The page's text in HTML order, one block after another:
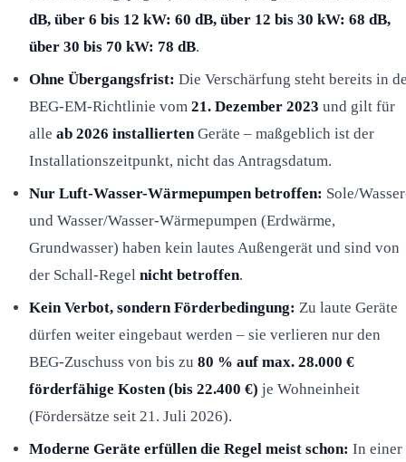
dB, über 6 bis 12 kW: 60 dB, über 12 bis 30 kW: 68 dB,
über 30 bis 70 kW: 78 dB.
Ohne Übergangsfrist: Die Verschärfung steht bereits in
BEG-EM-Richtlinie vom 21. Dezember 2023 und gilt für
alle ab 2026 installiertenGeräte – maßgeblich ist der
Installationszeitpunkt, nicht das Antragsdatum.
Nur Luft-Wasser-Wärmepumpen betroffen: Sole/
und Wasser/Wasser-Wärmepumpen (Erdwärme,
Grundwasser) haben kein lautes Außengerät und sind von
der Schall-Regel nicht betroffen.
Kein Verbot, sondern Förderbedingung: Zu laute Geräte
dürfen weiter eingebaut werden – sie verlieren nur den
BEG-Zuschuss von bis zu 80 % auf max. 28.000 €
förderfähige Kosten (bis 22.400 €) je Wohneinheit
(Fördersätze seit 21. Juli 2026).
Moderne Geräte erfüllen die Regel meist schon: In einer